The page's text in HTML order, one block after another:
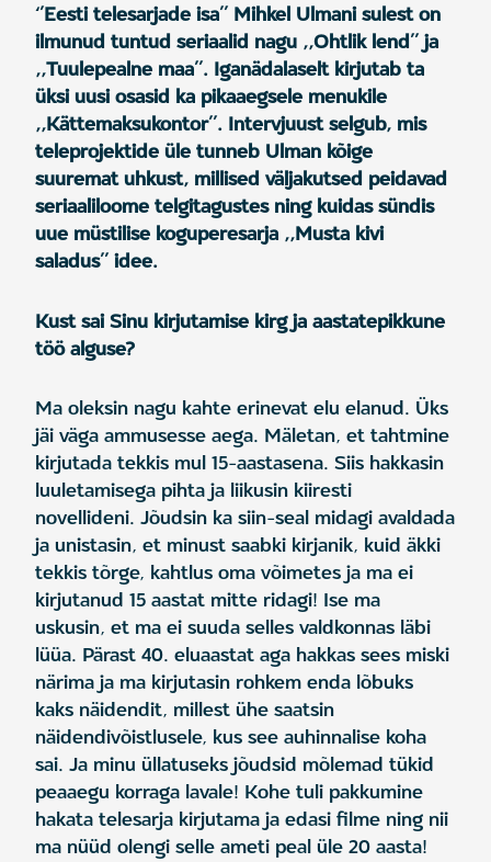
‘’Eesti telesarjade isa’’ Mihkel Ulmani sulest on
ilmunud tuntud seriaalid nagu ,,Ohtlik lend’’ ja
,,Tuulepealne maa’’. Iganädalaselt kirjutab ta
üksi uusi osasid ka pikaaegsele menukile
,,Kättemaksukontor’’. Intervjuust selgub, mis
teleprojektide üle tunneb Ulman kõige
suuremat uhkust, millised väljakutsed peidavad
seriaaliloome telgitagustes ning kuidas sündis
uue müstilise koguperesarja ,,Musta kivi
saladus’’ idee.
Kust sai Sinu kirjutamise kirg ja aastatepikkune
töö alguse?
Ma oleksin nagu kahte erinevat elu elanud. Üks
jäi väga ammusesse aega. Mäletan, et tahtmine
kirjutada tekkis mul 15-aastasena. Siis hakkasin
luuletamisega pihta ja liikusin kiiresti
novellideni. Jõudsin ka siin-seal midagi avaldada
ja unistasin, et minust saabki kirjanik, kuid äkki
tekkis tõrge, kahtlus oma võimetes ja ma ei
kirjutanud 15 aastat mitte ridagi! Ise ma
uskusin, et ma ei suuda selles valdkonnas läbi
lüüa. Pärast 40. eluaastat aga hakkas sees miski
närima ja ma kirjutasin rohkem enda lõbuks
kaks näidendit, millest ühe saatsin
näidendivõistlusele, kus see auhinnalise koha
sai. Ja minu üllatuseks jõudsid mõlemad tükid
peaaegu korraga lavale! Kohe tuli pakkumine
hakata telesarja kirjutama ja edasi filme ning nii
ma nüüd olengi selle ameti peal üle 20 aasta!